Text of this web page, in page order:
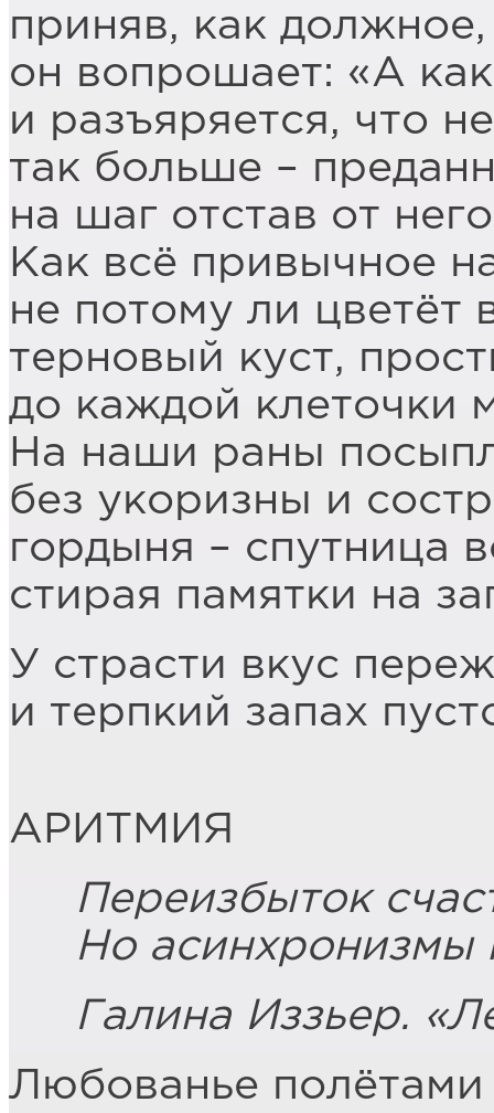
приняв, как
он вопрошает: «А
и разъяряется, что
так больше –
на шаг отстав от
Как всё привычное
не потому ли цветёт
терновый куст,
до каждой клеточки
На наши раны
без укоризны и
гордыня – спутница
стирая памятки на
У страсти вкус
и терпкий запах
АРИТМИЯ
Переизбыток
Но асинхронизмы
Галина Иззьер.
Любованье полётами